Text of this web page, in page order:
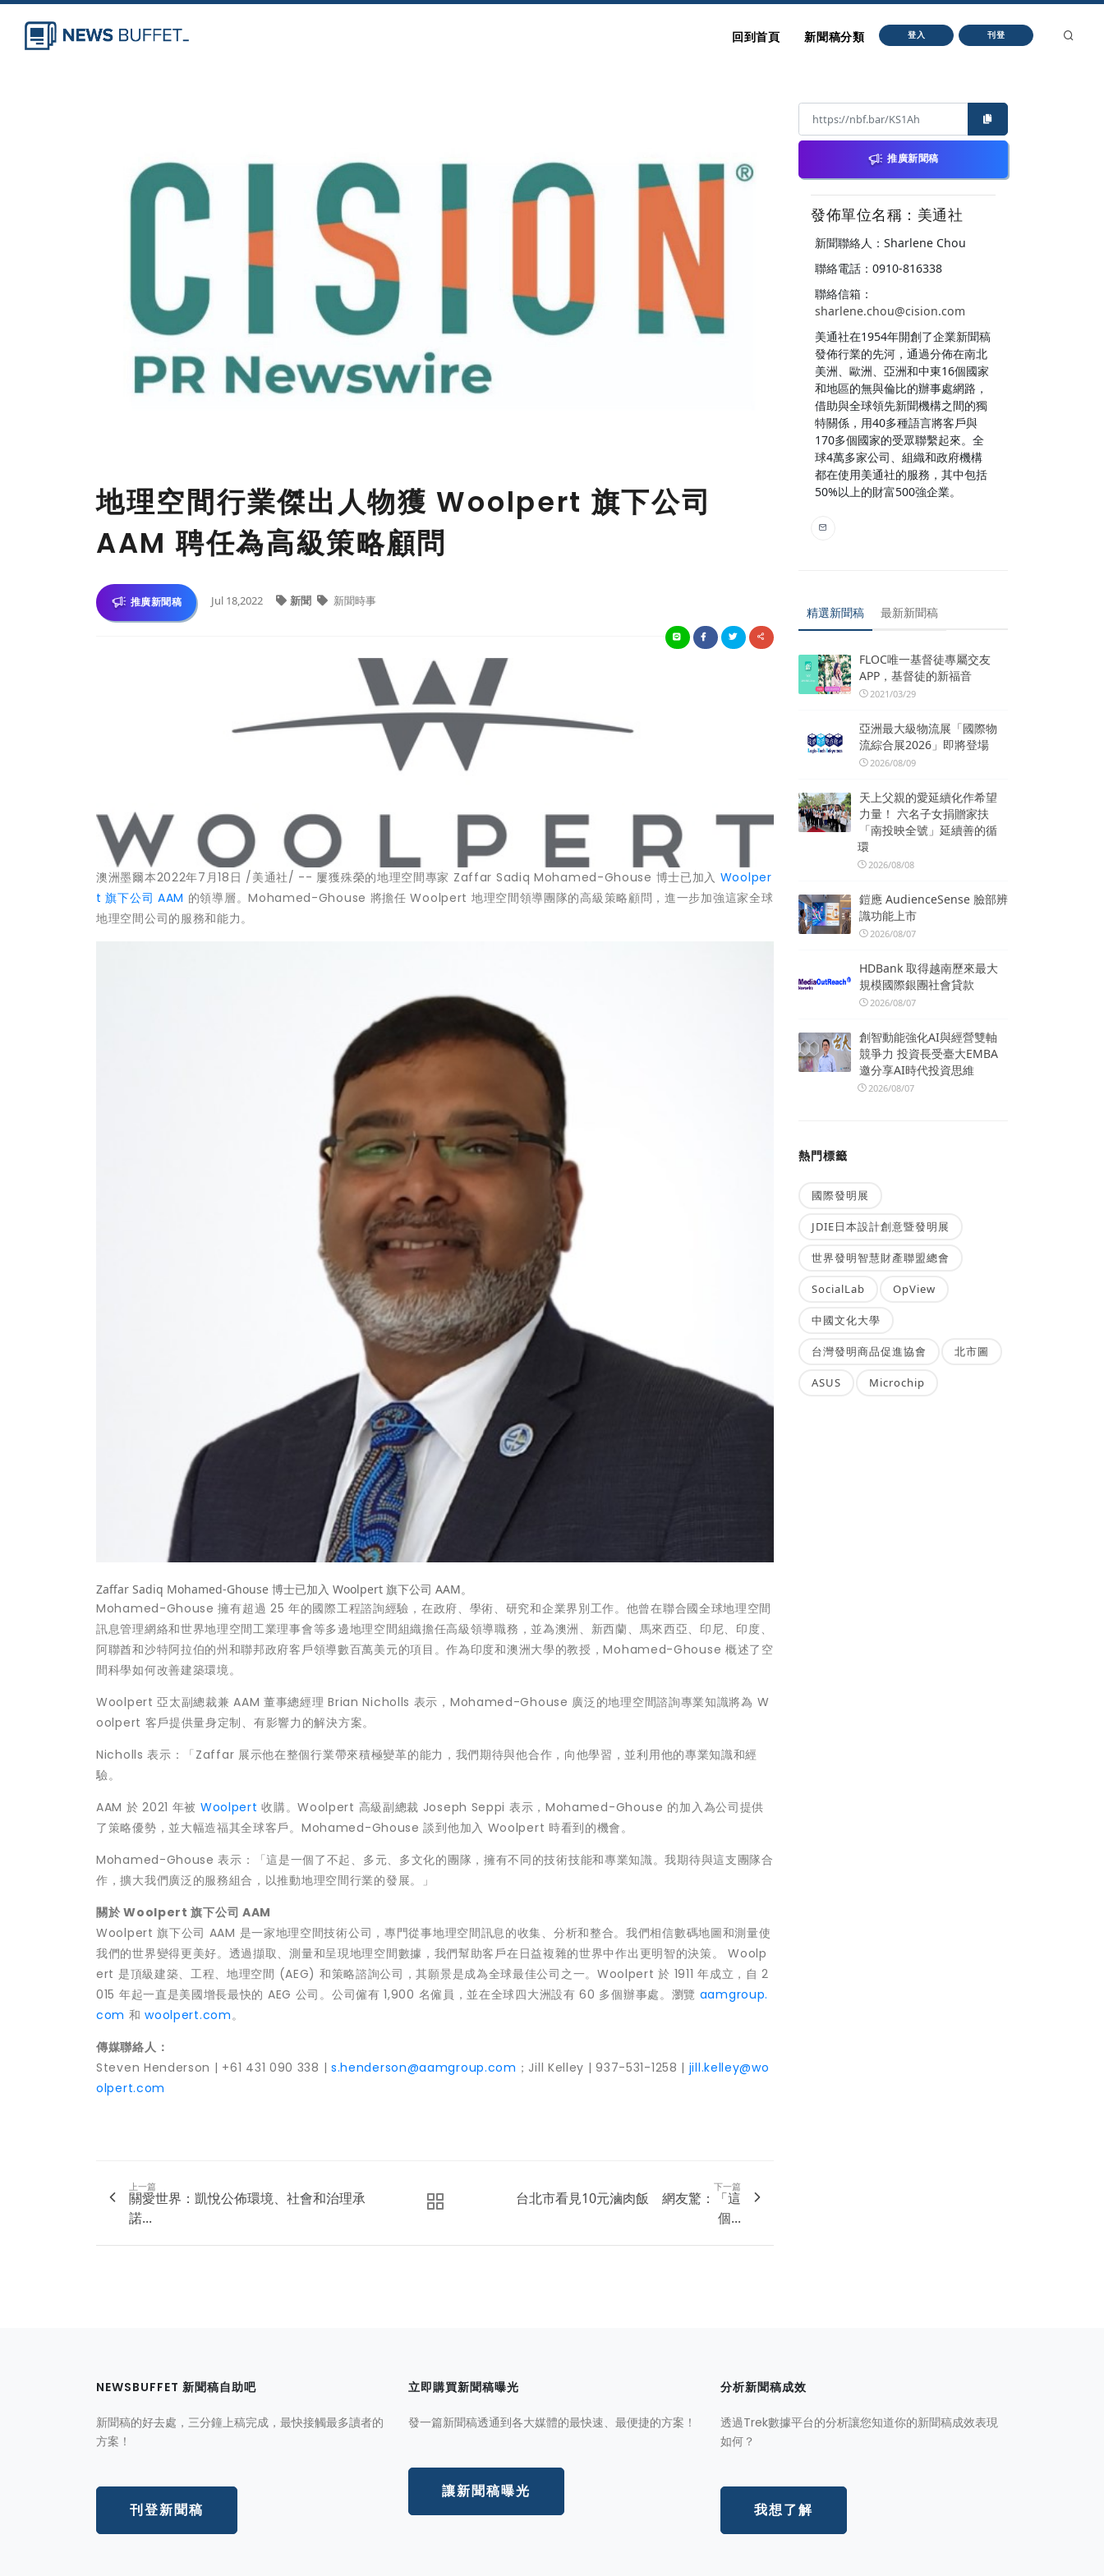
回到首頁 新聞稿分類 登入 刊登
地理空間行業傑出人物獲 Woolpert 旗下公司
AAM 聘任為高級策略顧問
推廣新聞稿 Jul 18,2022 新聞 新聞時事
澳洲墨爾本2022年7月18日 /美通社/ -- 屢獲殊榮的地理空間專家 Zaffar Sadiq Mohamed-Ghouse 博士已加入 Woolper
t 旗下公司 AAM 的領導層。Mohamed-Ghouse 將擔任 Woolpert 地理空間領導團隊的高級策略顧問，進一步加強這家全球
地理空間公司的服務和能力。
Zaffar Sadiq Mohamed-Ghouse 博士已加入 Woolpert 旗下公司 AAM。
Mohamed-Ghouse 擁有超過 25 年的國際工程諮詢經驗，在政府、學術、研究和企業界別工作。他曾在聯合國全球地理空間
訊息管理網絡和世界地理空間工業理事會等多邊地理空間組織擔任高級領導職務，並為澳洲、新西蘭、馬來西亞、印尼、印度、
阿聯酋和沙特阿拉伯的州和聯邦政府客戶領導數百萬美元的項目。作為印度和澳洲大學的教授，Mohamed-Ghouse 概述了空
間科學如何改善建築環境。
Woolpert 亞太副總裁兼 AAM 董事總經理 Brian Nicholls 表示，Mohamed-Ghouse 廣泛的地理空間諮詢專業知識將為 W
oolpert 客戶提供量身定制、有影響力的解決方案。
Nicholls 表示：「Zaffar 展示他在整個行業帶來積極變革的能力，我們期待與他合作，向他學習，並利用他的專業知識和經
驗。
AAM 於 2021 年被 Woolpert 收購。Woolpert 高級副總裁 Joseph Seppi 表示，Mohamed-Ghouse 的加入為公司提供
了策略優勢，並大幅造福其全球客戶。Mohamed-Ghouse 談到他加入 Woolpert 時看到的機會。
Mohamed-Ghouse 表示：「這是一個了不起、多元、多文化的團隊，擁有不同的技術技能和專業知識。我期待與這支團隊合
作，擴大我們廣泛的服務組合，以推動地理空間行業的發展。」
關於 Woolpert旗下公司 AAM
Woolpert 旗下公司 AAM 是一家地理空間技術公司，專門從事地理空間訊息的收集、分析和整合。我們相信數碼地圖和測量使
我們的世界變得更美好。透過擷取、測量和呈現地理空間數據，我們幫助客戶在日益複雜的世界中作出更明智的決策。 Woolp
ert 是頂級建築、工程、地理空間 (AEG) 和策略諮詢公司，其願景是成為全球最佳公司之一。Woolpert 於 1911 年成立，自 2
015 年起一直是美國增長最快的 AEG 公司。公司僱有 1,900 名僱員，並在全球四大洲設有 60 多個辦事處。瀏覽 aamgroup.
com 和woolpert.com。
傳媒聯絡人：
Steven Henderson | +61 431 090 338 | s.henderson@aamgroup.com ；Jill Kelley | 937-531-1258 | jill.kelley@wo
olpert.com
上一篇
關愛世界：凱悅公佈環境、社會和治理承
諾...
下一篇
台北市看見10元滷肉飯 網友驚：「這
個...
推廣新聞稿
發佈單位名稱：美通社
新聞聯絡人：Sharlene Chou
聯絡電話：0910-816338
聯絡信箱：
sharlene.chou@cision.com
美通社在1954年開創了企業新聞稿
發佈行業的先河，通過分佈在南北
美洲、歐洲、亞洲和中東16個國家
和地區的無與倫比的辦事處網路，
借助與全球領先新聞機構之間的獨
特關係，用40多種語言將客戶與
170多個國家的受眾聯繫起來。全
球4萬多家公司、組織和政府機構
都在使用美通社的服務，其中包括
50%以上的財富500強企業。
精選新聞稿 最新新聞稿
FLOC唯一基督徒專屬交友
APP，基督徒的新福音
2021/03/29
亞洲最大級物流展「國際物
流綜合展2026」即將登場
2026/08/09
天上父親的愛延續化作希望
力量！ 六名子女捐贈家扶
「南投映全號」延續善的循
環
2026/08/08
鎧應 AudienceSense 臉部辨
識功能上市
2026/08/07
HDBank 取得越南歷來最大
規模國際銀團社會貸款
2026/08/07
創智動能強化AI與經營雙軸
競爭力 投資長受臺大EMBA
邀分享AI時代投資思維
2026/08/07
熱門標籤
國際發明展
JDIE日本設計創意暨發明展
世界發明智慧財產聯盟總會
SocialLab OpView
中國文化大學
台灣發明商品促進協會 北市圖
ASUS Microchip
NEWSBUFFET 新聞稿自助吧
新聞稿的好去處，三分鐘上稿完成，最快接觸最多讀者的
方案！
刊登新聞稿
立即購買新聞稿曝光
發一篇新聞稿透通到各大媒體的最快速、最便捷的方案！
讓新聞稿曝光
分析新聞稿成效
透過Trek數據平台的分析讓您知道你的新聞稿成效表現
如何？
我想了解